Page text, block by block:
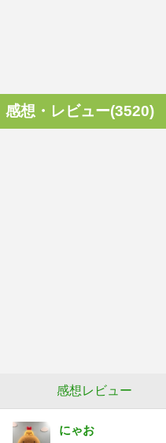
感想・レビュー(3520)
感想レビュー
にゃお